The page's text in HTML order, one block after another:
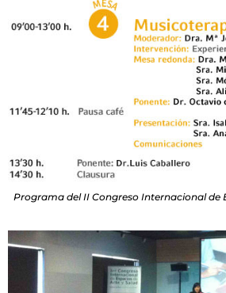
Programa del II Congreso Internacional de